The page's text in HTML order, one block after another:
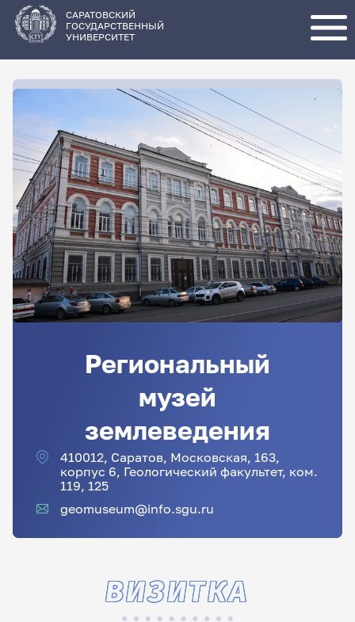
основному
содержанию
САРАТОВСКИЙ
ГОСУДАРСТВЕННЫЙ
УНИВЕРСИТЕТ
Региональный
музей
землеведения
410012, Саратов, Московская, 163,
корпус 6, Геологический факультет, ком.
119, 125
geomuseum@info.sgu.ru
ВИЗИТКА